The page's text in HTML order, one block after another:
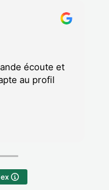
experience. Boris
professional and
He took the
well-prepared,
to our specific
made the entire